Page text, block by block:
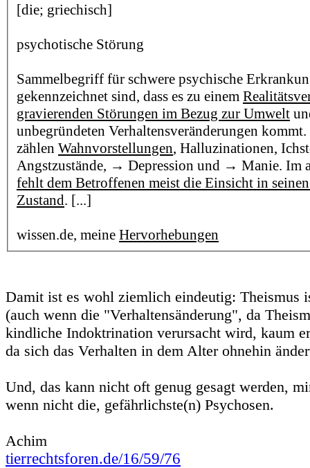
[die; griechisch]
psychotische Störung
Sammelbegriff für schwere psychische
gekennzeichnet sind, dass es zu einem
gravierenden Störungen im Bezug zur Umwelt
unbegründeten Verhaltensveränderungen
zählen Wahnvorstellungen, Halluzinationen,
Angstzustände, → Depression und → Manie. Im
fehlt dem Betroffenen meist die Einsicht in
Zustand. [...]
wissen.de, meine Hervorhebungen
Damit ist es wohl ziemlich eindeutig: Theismus
(auch wenn die "Verhaltensänderung", da
kindliche Indoktrination verursacht wird, kaum
da sich das Verhalten in dem Alter ohnehin
Und, das kann nicht oft genug gesagt werden,
wenn nicht die, gefährlichste(n) Psychosen.
Achim
tierrechtsforen.de/16/59/76